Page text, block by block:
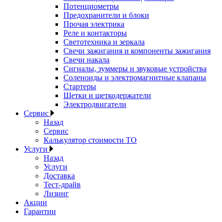
Потенциометры
Предохранители и блоки
Прочая электрика
Реле и контакторы
Светотехника и зеркала
Свечи зажигания и компоненты зажигания
Свечи накала
Сигналы, зуммеры и звуковые устройства
Соленоиды и электромагнитные клапаны
Стартеры
Щетки и щеткодержатели
Электродвигатели
Сервис
Назад
Сервис
Калькулятор стоимости ТО
Услуги
Назад
Услуги
Доставка
Тест-драйв
Лизинг
Акции
Гарантии